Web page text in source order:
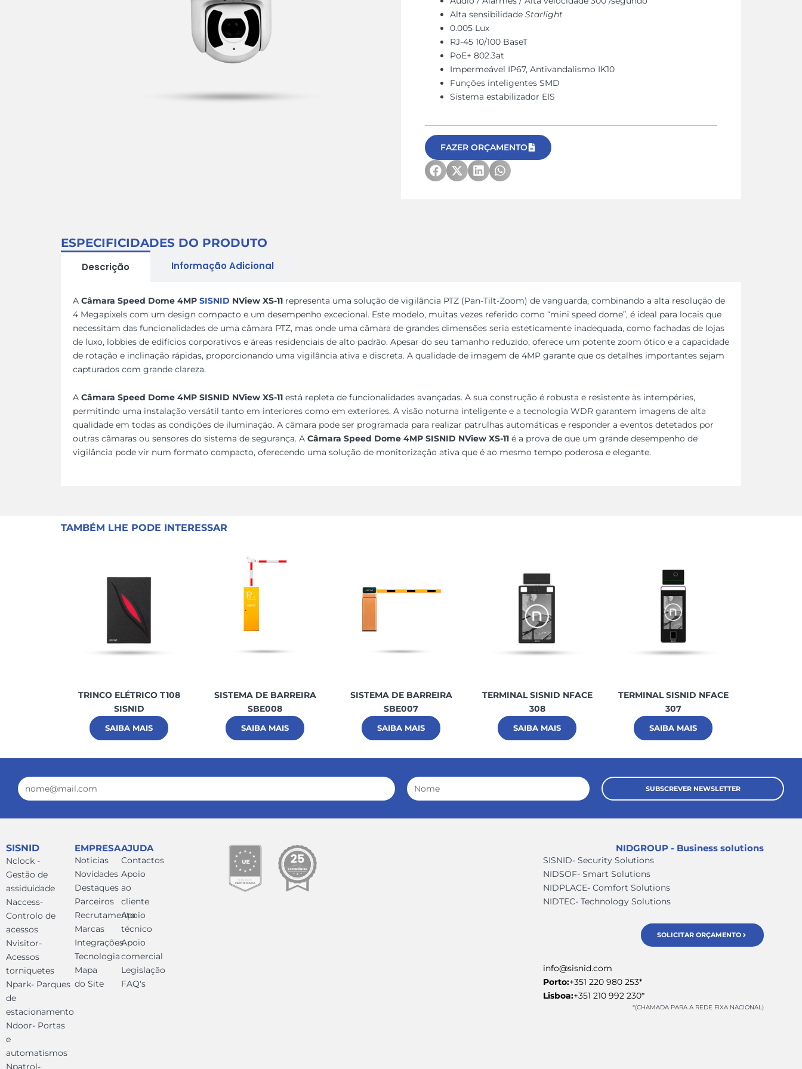
Alta sensibilidade Starlight
0.005 Lux
RJ-45 10/100 BaseT
PoE+ 802.3at
Impermeável IP67, Antivandalismo IK10
Funções inteligentes SMD
Sistema estabilizador EIS
FAZER ORÇAMENTO
ESPECIFICIDADES DO PRODUTO
Descrição Informação Adicional
A Câmara Speed Dome 4MP SISNID NView XS-11 representa uma solução de vigilância PTZ (Pan-Tilt-Zoom) de vanguarda, combinando a alta resolução de
4 Megapixels com um design compacto e um desempenho excecional. Este modelo, muitas vezes referido como “mini speed dome”, é ideal para locais que
necessitam das funcionalidades de uma câmara PTZ, mas onde uma câmara de grandes dimensões seria esteticamente inadequada, como fachadas de lojas
de luxo, lobbies de edifícios corporativos e áreas residenciais de alto padrão. Apesar do seu tamanho reduzido, oferece um potente zoom ótico e a capacidade
de rotação e inclinação rápidas, proporcionando uma vigilância ativa e discreta. A qualidade de imagem de 4MP garante que os detalhes importantes sejam
capturados com grande clareza.
A Câmara Speed Dome 4MP SISNID NView XS-11 está repleta de funcionalidades avançadas. A sua construção é robusta e resistente às intempéries,
permitindo uma instalação versátil tanto em interiores como em exteriores. A visão noturna inteligente e a tecnologia WDR garantem imagens de alta
qualidade em todas as condições de iluminação. A câmara pode ser programada para realizar patrulhas automáticas e responder a eventos detetados por
outras câmaras ou sensores do sistema de segurança. A Câmara Speed Dome 4MP SISNID NView XS-11 é a prova de que um grande desempenho de
vigilância pode vir num formato compacto, oferecendo uma solução de monitorização ativa que é ao mesmo tempo poderosa e elegante.
TAMBÉM LHE PODE INTERESSAR
TRINCO ELÉTRICO T108
SISNID
SAIBA MAIS
SISTEMA DE BARREIRA
SBE008
SAIBA MAIS
SISTEMA DE BARREIRA
SBE007
SAIBA MAIS
TERMINAL SISNID NFACE
308
SAIBA MAIS
TERMINAL SISNID NFACE
307
SAIBA MAIS
Email Nome
SUBSCREVER NEWSLETTER
SISNID
Nclock -
Gestão de
assiduidade
Naccess-
Controlo de
acessos
Nvisitor-
Acessos
torniquetes
Npark- Parques
de
estacionamento
Ndoor- Portas
e
automatismos
Npatrol-
EMPRESA
Noticias
Novidades
Destaques
Parceiros
Recrutamento
Marcas
Integrações
Tecnologia
Mapa
do Site
AJUDA
Contactos
Apoio
ao
cliente
Apoio
técnico
Apoio
comercial
Legislação
FAQ's
NIDGROUP - Business solutions
SISNID- Security Solutions
NIDSOF- Smart Solutions
NIDPLACE- Comfort Solutions
NIDTEC- Technology Solutions
SOLICITAR ORÇAMENTO
info@sisnid.com
Porto:+351 220 980 253*
Lisboa:+351 210 992 230*
*(CHAMADA PARA A REDE FIXA NACIONAL)